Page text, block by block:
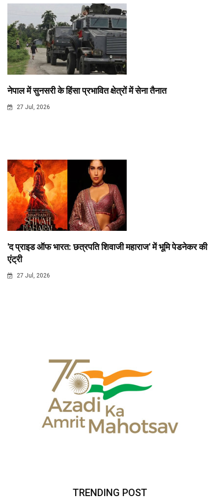
नेपाल में सुनसरी के हिंसा प्रभावित क्षेत्रों में सेना तैनात
27 Jul, 2026
'द प्राइड ऑफ भारत: छत्रपति शिवाजी महाराज' में भूमि पेडनेकर की
एंट्री
27 Jul, 2026
TRENDING POST